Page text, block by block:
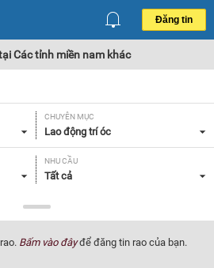
Đăng tin
Các tỉnh miền nam khác
CHUYÊN MỤC
Lao động trí óc
NHU CẦU
Tất cả
Bấm vào đâyđể đăng tin rao của bạn.